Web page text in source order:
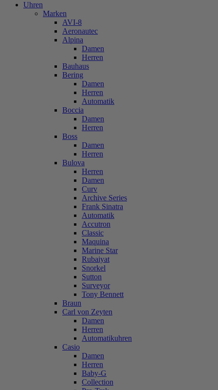
Uhren
Marken
AVI-8
Aeronautec
Alpina
Damen
Herren
Bauhaus
Bering
Damen
Herren
Automatik
Boccia
Damen
Herren
Boss
Damen
Herren
Bulova
Herren
Damen
Curv
Archive Series
Frank Sinatra
Automatik
Accutron
Classic
Maquina
Marine Star
Rubaiyat
Snorkel
Sutton
Surveyor
Tony Bennett
Braun
Carl von Zeyten
Damen
Herren
Automatikuhren
Casio
Damen
Herren
Baby-G
Collection